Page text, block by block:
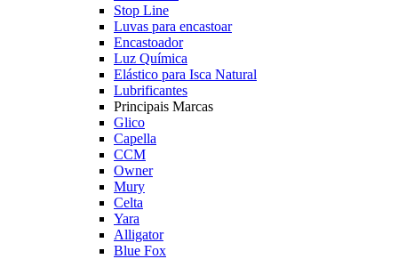
Stop Line
Luvas para encastoar
Encastoador
Luz Química
Elástico para Isca Natural
Lubrificantes
Principais Marcas
Glico
Capella
CCM
Owner
Mury
Celta
Yara
Alligator
Blue Fox